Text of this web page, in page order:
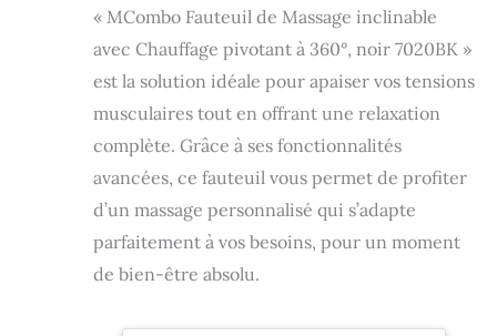
« MCombo Fauteuil de Massage inclinable
avec Chauffage pivotant à 360°, noir 7020BK »
est la solution idéale pour apaiser vos tensions
musculaires tout en offrant une relaxation
complète. Grâce à ses fonctionnalités
avancées, ce fauteuil vous permet de profiter
d’un massage personnalisé qui s’adapte
parfaitement à vos besoins, pour un moment
de bien-être absolu.